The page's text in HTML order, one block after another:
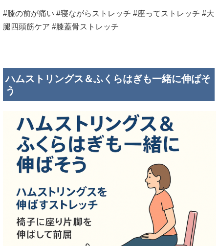
#膝の前が痛い #寝ながらストレッチ #座ってストレッチ #大
腿四頭筋ケア #膝蓋骨ストレッチ
ハムストリングス＆ふくらはぎも一緒に伸ばそ
う